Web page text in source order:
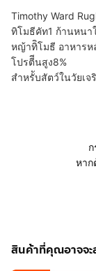
Timothy Ward
ทิโมธีคัท1 ก้านหนา
หญ้าทิิโมธี อาหารห
โปรตีีนสูง8%
สำหรัับสัตว์ในวัยเ
หาก
สินค้าที่คุณอาจจะ